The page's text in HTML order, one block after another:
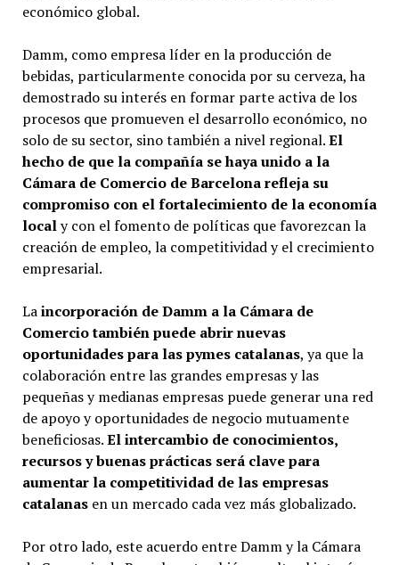
económico global.
Damm, como empresa líder en la producción de
bebidas, particularmente conocida por su cerveza, ha
demostrado su interés en formar parte activa de los
procesos que promueven el desarrollo económico, no
solo de su sector, sino también a nivel regional.El
hecho de que la compañía se haya unido a la
Cámara de Comercio de Barcelona refleja su
compromiso con el fortalecimiento de la economía
localy con el fomento de políticas que favorezcan la
creación de empleo, la competitividad y el crecimiento
empresarial.
Laincorporación de Damm a la Cámara de
Comercio también puede abrir nuevas
oportunidades para las pymes catalanas, ya que la
colaboración entre las grandes empresas y las
pequeñas y medianas empresas puede generar una red
de apoyo y oportunidades de negocio mutuamente
beneficiosas.El intercambio de conocimientos,
recursos y buenas prácticas será clave para
aumentar la competitividad de las empresas
catalanasen un mercado cada vez más globalizado.
Por otro lado, este acuerdo entre Damm y la Cámara